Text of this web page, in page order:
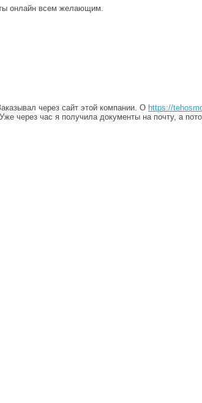
онлайн всем желающим.
через сайт этой компании. О https://
через час я получила документы на почту, а